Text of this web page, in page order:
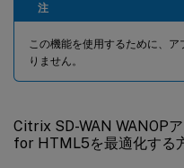
注
この機能を使用するために、
りません。
Citrix SD-WAN WANOP
for HTML5を最適化する